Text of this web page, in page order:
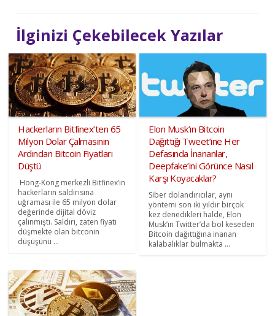
İlginizi Çekebilecek Yazılar
Hackerların Bitfinex’ten 65
Milyon Dolar Çalmasının
Ardından Bitcoin Fiyatları
Düştü
Hong-Kong merkezli Bitfinex’in
hackerların saldırısına
uğraması ile 65 milyon dolar
değerinde dijital döviz
çalınmıştı. Saldırı, zaten fiyatı
düşmekte olan bitconin
düşüşünü ...
Elon Musk’ın Bitcoin
Dağıttığı Tweet’ine Her
Defasında İnananlar,
Deepfake’ini Görünce Nasıl
Karşı Koyacaklar?
Siber dolandırıcılar, aynı
yöntemi son iki yıldır birçok
kez denedikleri halde, Elon
Musk’ın Twitter’da bol keseden
Bitcoin dağıttığına inanan
kalabalıklar bulmakta ...